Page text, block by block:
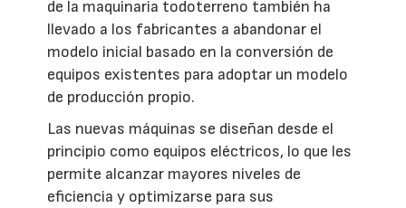
de la maquinaria todoterreno también ha
llevado a los fabricantes a abandonar el
modelo inicial basado en la conversión de
equipos existentes para adoptar un modelo
de producción propio.
Las nuevas máquinas se diseñan desde el
principio como equipos eléctricos, lo que les
permite alcanzar mayores niveles de
eficiencia y optimizarse para sus